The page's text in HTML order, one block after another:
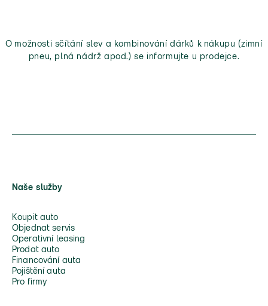
O možnosti sčítání slev a kombinování dárků k nákupu (zimní
pneu, plná nádrž apod.) se informujte u prodejce.
Naše služby
Koupit auto
Objednat servis
Operativní leasing
Prodat auto
Financování auta
Pojištění auta
Pro firmy